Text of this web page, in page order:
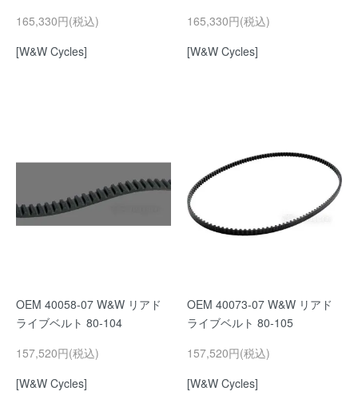
165,330円(税込)
[W&W Cycles]
165,330円(税込)
[W&W Cycles]
OEM 40058-07 W&W リアド
ライブベルト 80-104
157,520円(税込)
[W&W Cycles]
OEM 40073-07 W&W リアド
ライブベルト 80-105
157,520円(税込)
[W&W Cycles]